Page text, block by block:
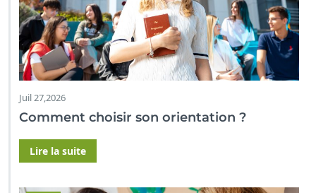
Juil 27,2026
Comment choisir son orientation ?
Lire la suite